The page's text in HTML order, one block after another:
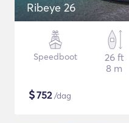
Ribeye 26
Speedboot
26 ft
8 m
$752/dag